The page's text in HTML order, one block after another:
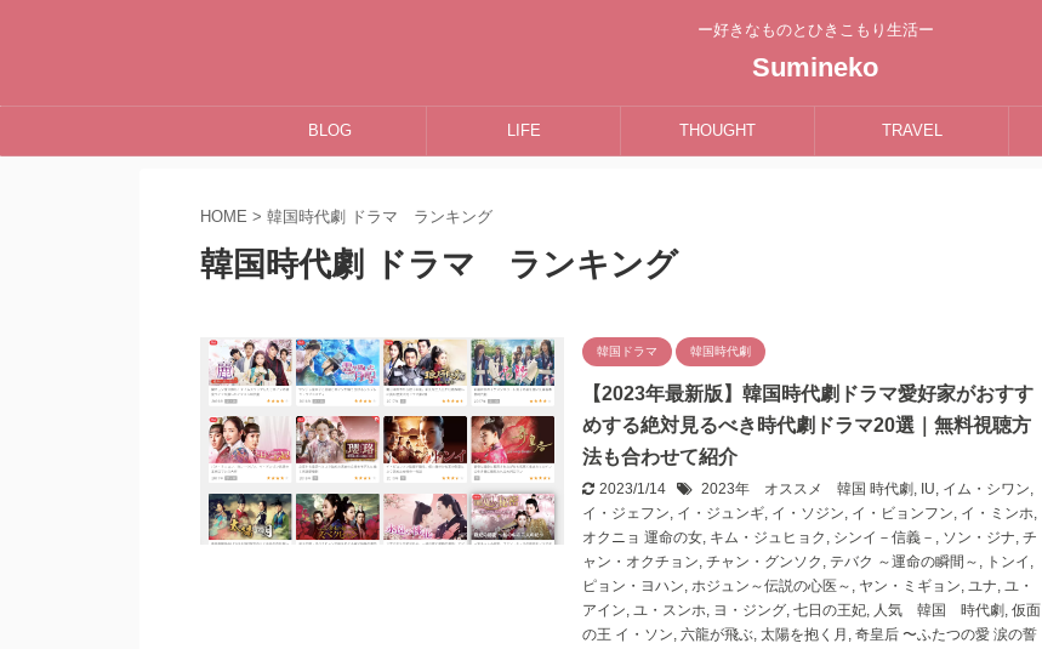
ー好きなものとひきこもり生活ー
Sumineko
BLOG LIFE THOUGHT TRAVEL
HOME > 韓国時代劇 ドラマ ランキング
韓国時代劇 ドラマ ランキング
韓国ドラマ 韓国時代劇
【2023年最新版】韓国時代劇ドラマ愛好家がおすす
めする絶対見るべき時代劇ドラマ20選｜無料視聴方
法も合わせて紹介
2023/1/14 2023年 オススメ 韓国 時代劇 , IU, イム・シワン,
イ・ジェフン, イ・ジュンギ, イ・ソジン, イ・ビョンフン, イ・ミンホ,
オクニョ 運命の女, キム・ジュヒョク , シンイ－信義－ , ソン・ジナ, チ
ャン・オクチョン, チャン・グンソク , テバク ～運命の瞬間～ , トンイ ,
ピョン・ヨハン, ホジュン～伝説の心医～ , ヤン・ミギョン, ユナ, ユ・
アイン, ユ・スンホ, ヨ・ジング, 七日の王妃, 人気 韓国 時代劇 , 仮面
の王 イ・ソン, 六龍が飛ぶ, 太陽を抱く月 , 奇皇后 〜ふたつの愛 涙の誓